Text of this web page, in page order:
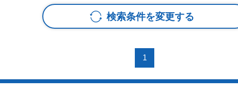
検索条件を変更する
1